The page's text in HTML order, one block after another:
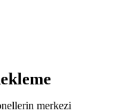
merkezi